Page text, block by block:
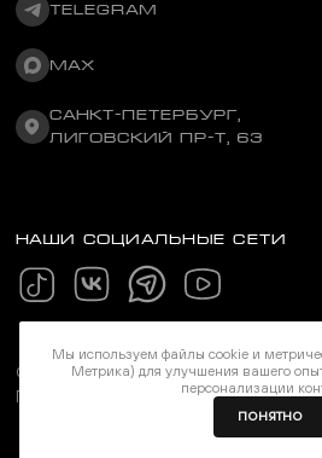
TELEGRAM
MAX
САНКТ-ПЕТЕРБУРГ,
ЛИГОВСКИЙ ПР-Т, 63
НАШИ СОЦИАЛЬНЫЕ СЕТИ
©Stereozona 2026. Все права
Политика конфиденциальности
Мы используем файлы cookie и
Метрика) для улучшения вашего
персонализации
ПОНЯТНО